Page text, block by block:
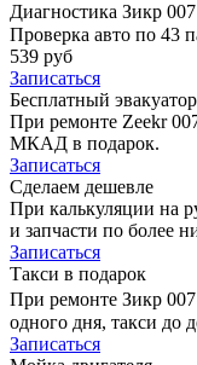
Диагностика Зикр
Проверка авто по 43
539 руб
Записаться
Бесплатный эвакуатор
При ремонте Zeekr
МКАД в подарок.
Записаться
Сделаем дешевле
При калькуляции на
и запчасти по более
Записаться
Такси в подарок
При ремонте Зикр
одного дня, такси до
Записаться